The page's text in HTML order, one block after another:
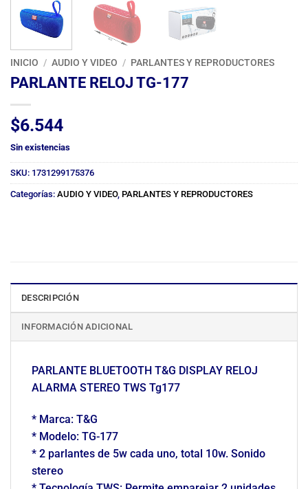
INICIO / AUDIO Y VIDEO / PARLANTES Y REPRODUCTORES
PARLANTE RELOJ TG-177
$6.544
Sin existencias
SKU: 1731299175376
Categorías: AUDIO Y VIDEO, PARLANTES Y REPRODUCTORES
DESCRIPCIÓN
INFORMACIÓN ADICIONAL
PARLANTE BLUETOOTH T&G DISPLAY RELOJ
ALARMA STEREO TWS Tg177
* Marca: T&G
* Modelo: TG-177
* 2 parlantes de 5w cada uno, total 10w. Sonido
stereo